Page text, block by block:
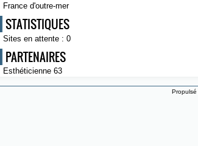
France d'outre-mer
STATISTIQUES
Sites en attente : 0
PARTENAIRES
Esthéticienne 63